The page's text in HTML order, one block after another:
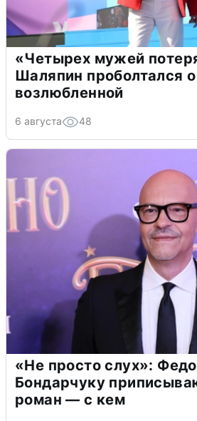
«Четырех мужей
Шаляпин проболтался
возлюбленной
6 августа 48
«Не просто слух»:
Бондарчуку
роман — с кем